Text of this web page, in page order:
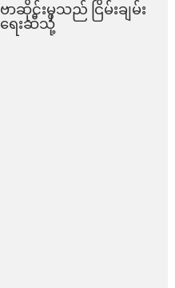
ဗာဆိုင်းမှသည် ငြိမ်းချမ်း
ရေးဆီသို့